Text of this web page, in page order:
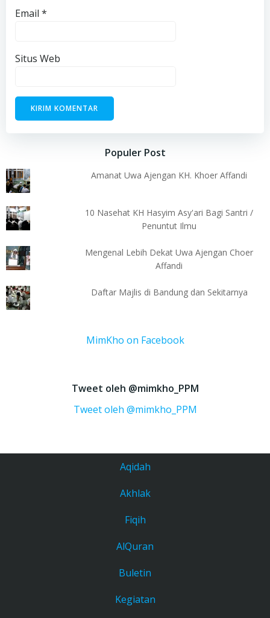
Email *
Situs Web
Populer Post
Amanat Uwa Ajengan KH. Khoer Affandi
10 Nasehat KH Hasyim Asy'ari Bagi Santri /
Penuntut Ilmu
Mengenal Lebih Dekat Uwa Ajengan Choer
Affandi
Daftar Majlis di Bandung dan Sekitarnya
MimKho on Facebook
Tweet oleh @mimkho_PPM
Tweet oleh @mimkho_PPM
Aqidah
Akhlak
Fiqih
AlQuran
Buletin
Kegiatan